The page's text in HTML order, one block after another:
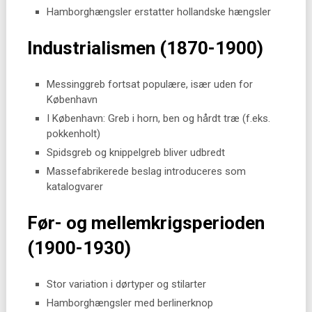
Hamborghængsler erstatter hollandske hængsler
Industrialismen (1870-1900)
Messinggreb fortsat populære, især uden for
København
I København: Greb i horn, ben og hårdt træ (f.eks.
pokkenholt)
Spidsgreb og knippelgreb bliver udbredt
Massefabrikerede beslag introduceres som
katalogvarer
Før- og mellemkrigsperioden
(1900-1930)
Stor variation i dørtyper og stilarter
Hamborghængsler med berlinerknop